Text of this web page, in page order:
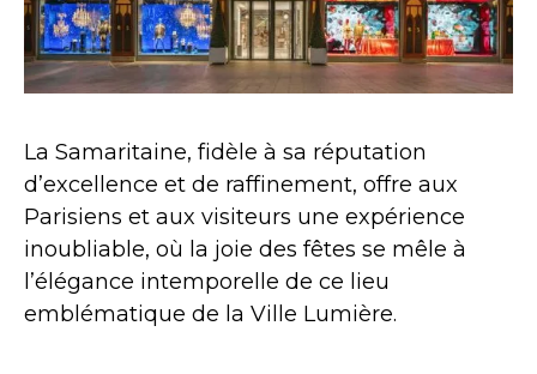
La Samaritaine, fidèle à sa réputation
d’excellence et de raffinement, offre aux
Parisiens et aux visiteurs une expérience
inoubliable, où la joie des fêtes se mêle à
l’élégance intemporelle de ce lieu
emblématique de la Ville Lumière.